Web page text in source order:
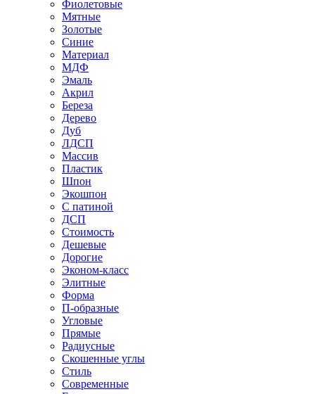
Фиолетовые
Мятные
Золотые
Синие
Материал
МДФ
Эмаль
Акрил
Береза
Дерево
Дуб
ЛДСП
Массив
Пластик
Шпон
Экошпон
С патиной
ДСП
Стоимость
Дешевые
Дорогие
Эконом-класс
Элитные
Форма
П-образные
Угловые
Прямые
Радиусные
Скошенные углы
Стиль
Современные